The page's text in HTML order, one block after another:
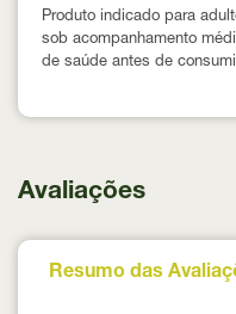
Produto indicado para
sob acompanhamento
de saúde antes de
Avaliações
Resumo das